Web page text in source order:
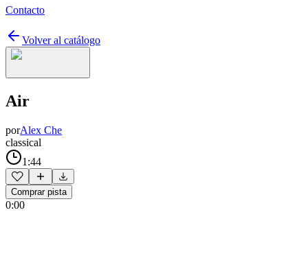
Contacto
Volver al catálogo
Air
porAlex Che
classical
1:44
Comprar pista
0:00